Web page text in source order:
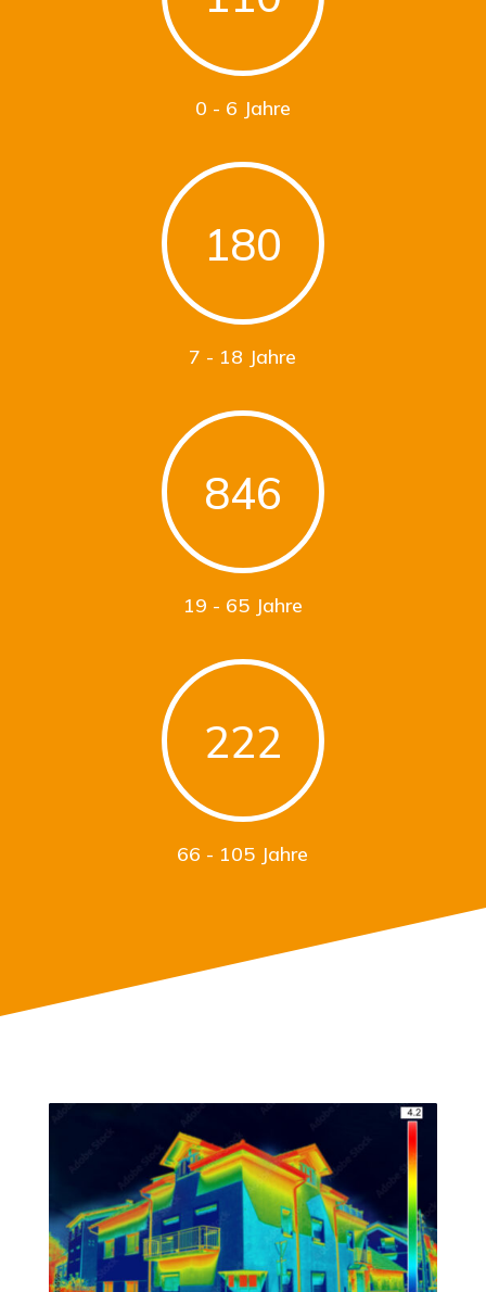
0 - 6 Jahre
180
7 - 18 Jahre
846
19 - 65 Jahre
222
66 - 105 Jahre